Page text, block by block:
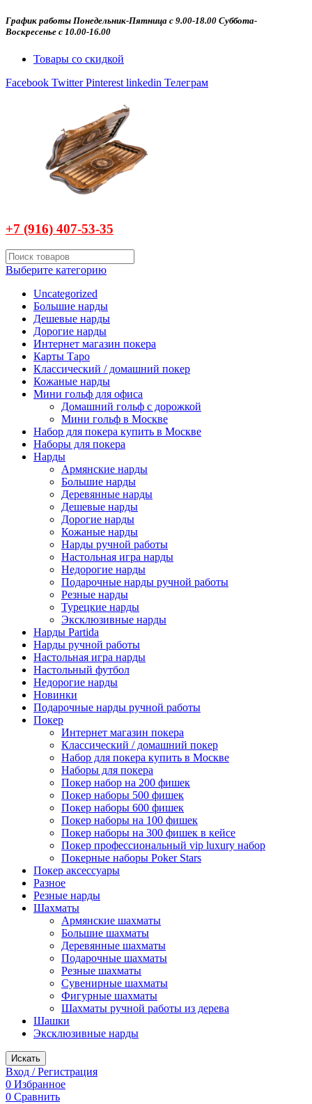
График работы Понедельник-Пятница с 9.00-18.00 Суббота-
Воскресенье с 10.00-16.00
Товары со скидкой
Facebook Twitter Pinterest linkedin Телеграм
+7 (916) 407-53-35
Выберите категорию
Uncategorized
Большие нарды
Дешевые нарды
Дорогие нарды
Интернет магазин покера
Карты Таро
Классический / домашний покер
Кожаные нарды
Мини гольф для офиса
Домашний гольф с дорожкой
Мини гольф в Москве
Набор для покера купить в Москве
Наборы для покера
Нарды
Армянские нарды
Большие нарды
Деревянные нарды
Дешевые нарды
Дорогие нарды
Кожаные нарды
Нарды ручной работы
Настольная игра нарды
Недорогие нарды
Подарочные нарды ручной работы
Резные нарды
Турецкие нарды
Эксклюзивные нарды
Нарды Partida
Нарды ручной работы
Настольная игра нарды
Настольный футбол
Недорогие нарды
Новинки
Подарочные нарды ручной работы
Покер
Интернет магазин покера
Классический / домашний покер
Набор для покера купить в Москве
Наборы для покера
Покер набор на 200 фишек
Покер наборы 500 фишек
Покер наборы 600 фишек
Покер наборы на 100 фишек
Покер наборы на 300 фишек в кейсе
Покер профессиональный vip luxury набор
Покерные наборы Poker Stars
Покер аксессуары
Разное
Резные нарды
Шахматы
Армянские шахматы
Большие шахматы
Деревянные шахматы
Подарочные шахматы
Резные шахматы
Сувенирные шахматы
Фигурные шахматы
Шахматы ручной работы из дерева
Шашки
Эксклюзивные нарды
Искать
Вход / Регистрация
0 Избранное
0 Сравнить